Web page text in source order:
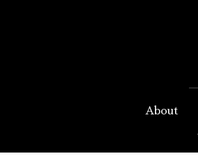
About